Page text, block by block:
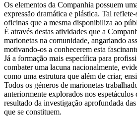
Os elementos da Companhia possuem
expressão dramática e plástica. Tal
oficinas que a mesma disponibiliza ao
É através destas atividades que a
marionetas na comunidade, angariando
motivando-os a conhecerem esta
Já a formação mais específica para
combater uma lacuna nacionalmente,
como uma estrutura que além de criar,
Todos os géneros de marionetas
anteriormente explorados nos espetáculos
resultado da investigação aprofundada
que se constituem.